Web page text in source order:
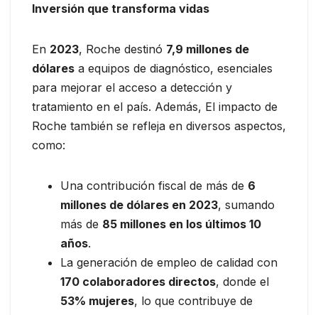
Inversión que transforma vidas
En 2023, Roche destinó 7,9 millones de
dólares a equipos de diagnóstico, esenciales
para mejorar el acceso a detección y
tratamiento en el país. Además, El impacto de
Roche también se refleja en diversos aspectos,
como:
Una contribución fiscal de más de 6
millones de dólares en 2023, sumando
más de 85 millones en los últimos 10
años.
La generación de empleo de calidad con
170 colaboradores directos, donde el
53% mujeres, lo que contribuye de